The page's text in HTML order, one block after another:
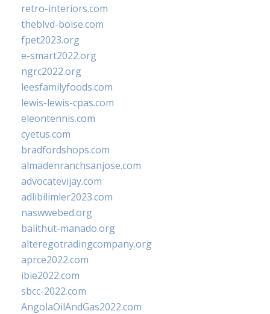
retro-interiors.com
theblvd-boise.com
fpet2023.org
e-smart2022.org
ngrc2022.org
leesfamilyfoods.com
lewis-lewis-cpas.com
eleontennis.com
cyetus.com
bradfordshops.com
almadenranchsanjose.com
advocatevijay.com
adlibilimler2023.com
naswwebed.org
balithut-manado.org
alteregotradingcompany.org
aprce2022.com
ibie2022.com
sbcc-2022.com
AngolaOilAndGas2022.com